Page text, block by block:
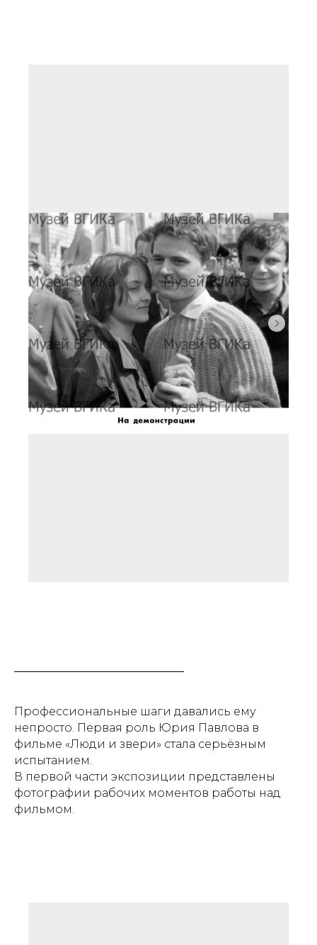
Профессиональные шаги давались ему
непросто. Первая роль Юрия Павлова в
фильме «Люди и звери» стала серьёзным
испытанием.
В первой части экспозиции представлены
фотографии рабочих моментов работы над
фильмом.